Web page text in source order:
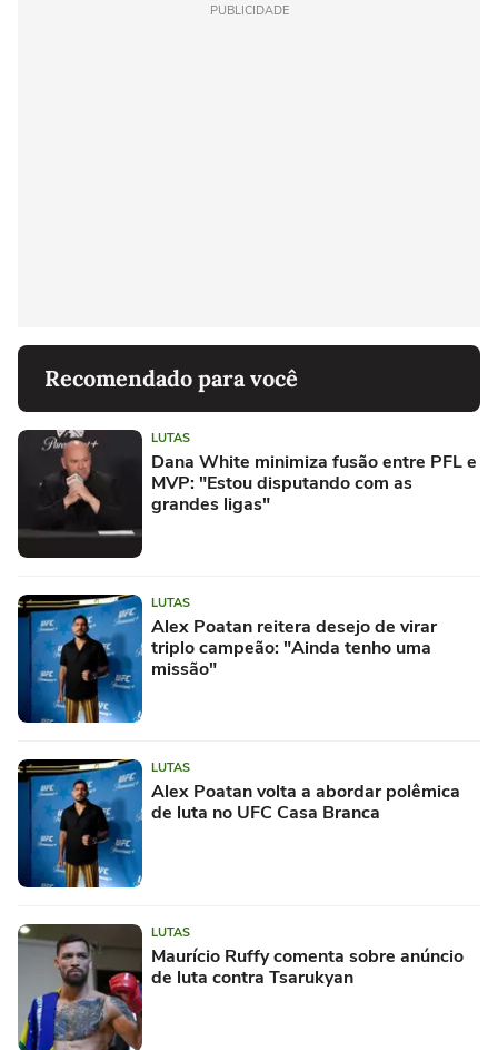
PUBLICIDADE
Recomendado para você
LUTAS
Dana White minimiza fusão entre PFL e
MVP: "Estou disputando com as
grandes ligas"
LUTAS
Alex Poatan reitera desejo de virar
triplo campeão: "Ainda tenho uma
missão"
LUTAS
Alex Poatan volta a abordar polêmica
de luta no UFC Casa Branca
LUTAS
Maurício Ruffy comenta sobre anúncio
de luta contra Tsarukyan